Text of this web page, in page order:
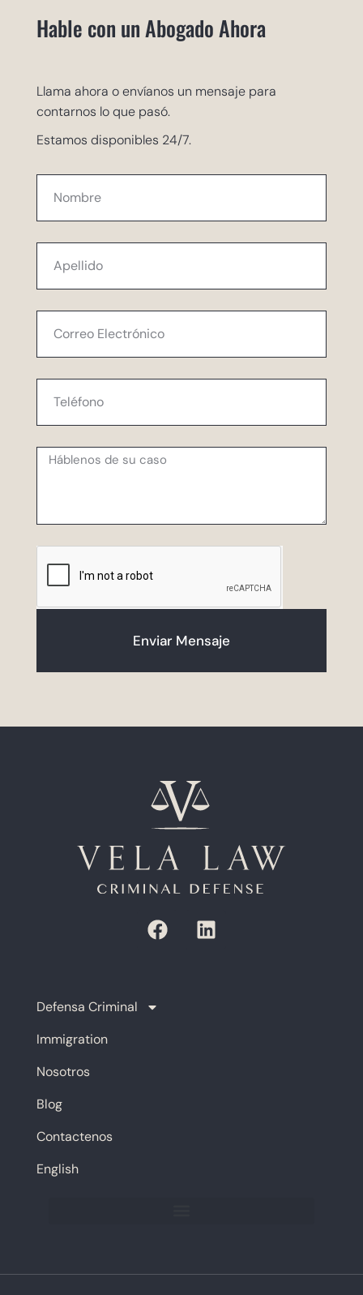
Hable con un Abogado Ahora
Llama ahora o envíanos un mensaje para
contarnos lo que pasó.
Estamos disponibles 24/7.
Enviar Mensaje
Defensa Criminal
Immigration
Nosotros
Blog
Contactenos
English